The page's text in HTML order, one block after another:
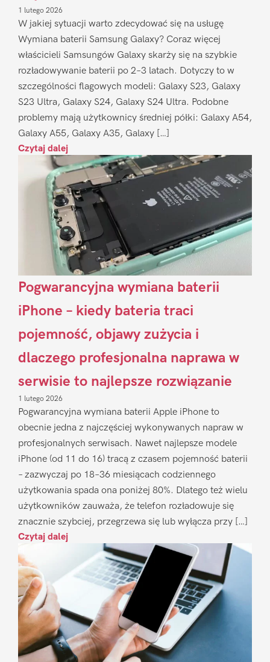
1 lutego 2026
W jakiej sytuacji warto zdecydować się na usługę
Wymiana baterii Samsung Galaxy? Coraz więcej
właścicieli Samsungów Galaxy skarży się na szybkie
rozładowywanie baterii po 2–3 latach. Dotyczy to w
szczególności flagowych modeli: Galaxy S23, Galaxy
S23 Ultra, Galaxy S24, Galaxy S24 Ultra. Podobne
problemy mają użytkownicy średniej półki: Galaxy A54,
Galaxy A55, Galaxy A35, Galaxy […]
Czytaj dalej
Pogwarancyjna wymiana baterii
iPhone – kiedy bateria traci
pojemność, objawy zużycia i
dlaczego profesjonalna naprawa w
serwisie to najlepsze rozwiązanie
1 lutego 2026
Pogwarancyjna wymiana baterii Apple iPhone to
obecnie jedna z najczęściej wykonywanych napraw w
profesjonalnych serwisach. Nawet najlepsze modele
iPhone (od 11 do 16) tracą z czasem pojemność baterii
– zazwyczaj po 18–36 miesiącach codziennego
użytkowania spada ona poniżej 80%. Dlatego też wielu
użytkowników zauważa, że telefon rozładowuje się
znacznie szybciej, przegrzewa się lub wyłącza przy […]
Czytaj dalej